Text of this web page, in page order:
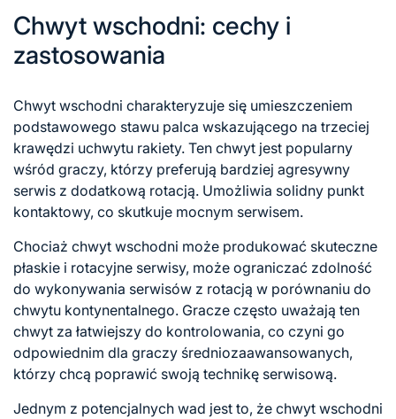
Chwyt wschodni: cechy i
zastosowania
Chwyt wschodni charakteryzuje się umieszczeniem
podstawowego stawu palca wskazującego na trzeciej
krawędzi uchwytu rakiety. Ten chwyt jest popularny
wśród graczy, którzy preferują bardziej agresywny
serwis z dodatkową rotacją. Umożliwia solidny punkt
kontaktowy, co skutkuje mocnym serwisem.
Chociaż chwyt wschodni może produkować skuteczne
płaskie i rotacyjne serwisy, może ograniczać zdolność
do wykonywania serwisów z rotacją w porównaniu do
chwytu kontynentalnego. Gracze często uważają ten
chwyt za łatwiejszy do kontrolowania, co czyni go
odpowiednim dla graczy średniozaawansowanych,
którzy chcą poprawić swoją technikę serwisową.
Jednym z potencjalnych wad jest to, że chwyt wschodni